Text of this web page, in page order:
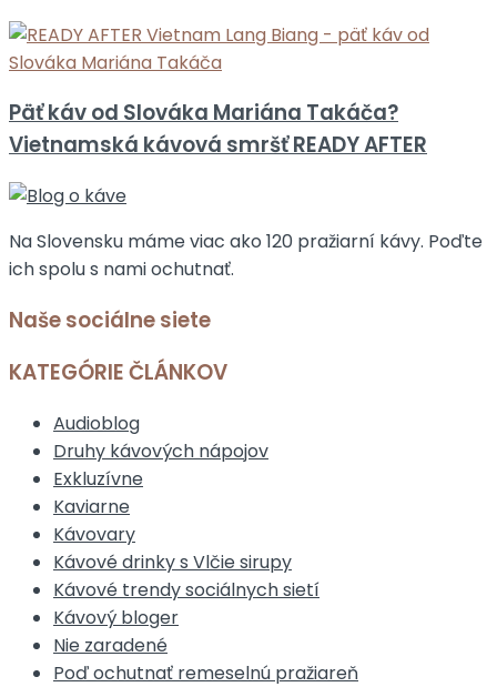
Päť káv od Slováka Mariána Takáča?
Vietnamská kávová smršť READY AFTER
Na Slovensku máme viac ako 120 pražiarní kávy. Poďte
ich spolu s nami ochutnať.
Naše sociálne siete
KATEGÓRIE ČLÁNKOV
Audioblog
Druhy kávových nápojov
Exkluzívne
Kaviarne
Kávovary
Kávové drinky s Vlčie sirupy
Kávové trendy sociálnych sietí
Kávový bloger
Nie zaradené
Poď ochutnať remeselnú pražiareň